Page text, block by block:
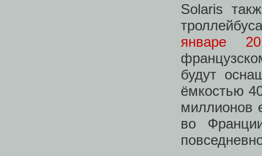
Solaris
январе
будут
ёмкостью
миллионов
во